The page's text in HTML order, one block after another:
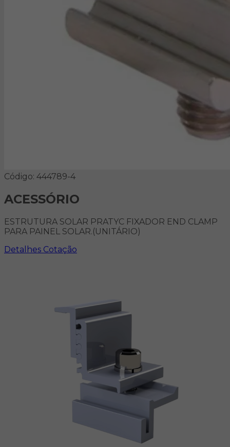
Código: 444789-4
ACESSÓRIO
ESTRUTURA SOLAR PRATYC FIXADOR END CLAMP
PARA PAINEL SOLAR.(UNITÁRIO)
Detalhes Cotação